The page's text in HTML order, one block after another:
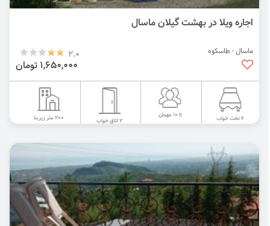
اجاره ویلا در بهشت گیلان ماسال
ماسال - طاسکوه 2.0
1,650,000 تومان
6 تخت خواب تا 10 مهمان
2 اتاق خواب 200 متر زیربنا